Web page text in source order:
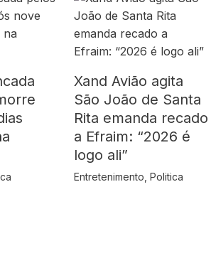
Xand Avião agita
São João de Santa
Rita emanda recado
a Efraim: “2026 é
logo ali”
Entretenimento ,Politica